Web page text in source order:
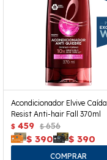
Acondicionador Elvive Caída
Resist Anti-hair Fall 370ml
$ 459 $ 656
$ 390 $ 390